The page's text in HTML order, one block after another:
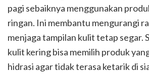
pagi sebaiknya menggunakan
ringan. Ini membantu mengurangi
menjaga tampilan kulit tetap segar.
kulit kering bisa memilih produk
hidrasi agar tidak terasa ketarik di